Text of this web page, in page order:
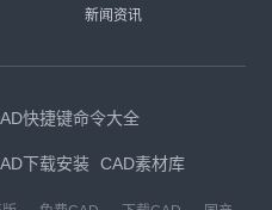
新闻资讯
快捷键命令大全
下载安装 CAD素材库